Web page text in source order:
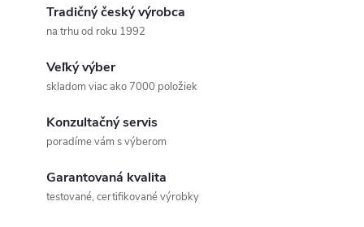
Tradičný český výrobca
na trhu od roku 1992
Veľký výber
skladom viac ako 7000 položiek
Konzultačný servis
poradíme vám s výberom
Garantovaná kvalita
testované, certifikované výrobky